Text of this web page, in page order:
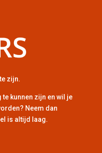
zijn.
kunnen zijn en wil je
Neem dan
is altijd laag.